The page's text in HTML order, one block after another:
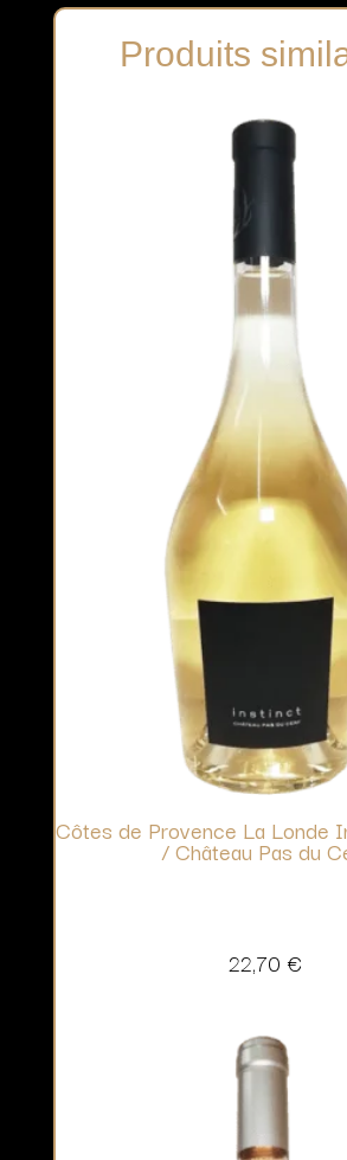
Produits
Côtes de Provence La Londe
/ Château Pas du
22,70 €